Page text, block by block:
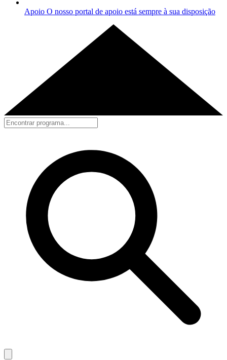
Apoio O nosso portal de apoio está sempre à sua disposição